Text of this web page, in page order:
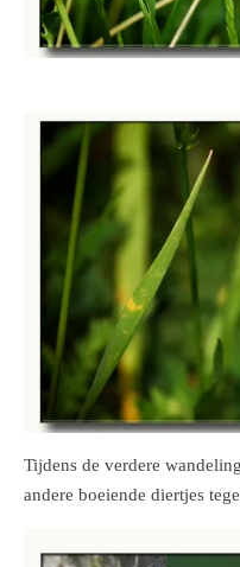
Tijdens de verdere
andere boeiende diertjes